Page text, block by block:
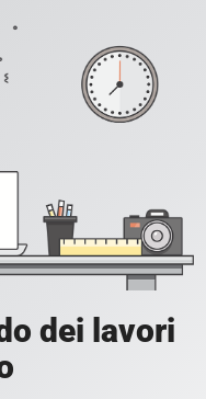
dei lavori